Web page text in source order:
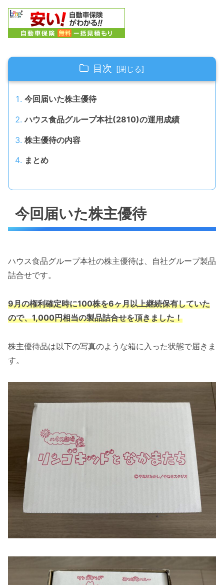
目次
今回届いた株主優待
ハウス食品グループ本社(2810)の運用成績
株主優待の内容
まとめ
今回届いた株主優待
ハウス食品グループ本社の株主優待は、自社グループ製品
詰合せです。
9月の権利確定時に100株を6ヶ月以上継続保有していた
ので、1,000円相当の製品詰合せを頂きました！
株主優待品は以下の写真のような箱に入った状態で届きま
す。